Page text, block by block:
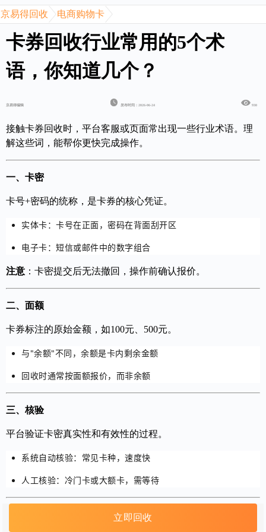
京易得回收 电商购物卡
卡券回收行业常用的5个术
语，你知道几个？
京易得编辑 发布时间：2026-06-24 930
接触卡券回收时，平台客服或页面常出现一些行业术语。理
解这些词，能帮你更快完成操作。
一、卡密
卡号+密码的统称，是卡券的核心凭证。
实体卡：卡号在正面，密码在背面刮开区
电子卡：短信或邮件中的数字组合
注意 ：卡密提交后无法撤回，操作前确认报价。
二、面额
卡券标注的原始金额，如100元、500元。
与"余额"不同，余额是卡内剩余金额
回收时通常按面额报价，而非余额
三、核验
平台验证卡密真实性和有效性的过程。
系统自动核验：常见卡种，速度快
人工核验：冷门卡或大额卡，需等待
立即回收